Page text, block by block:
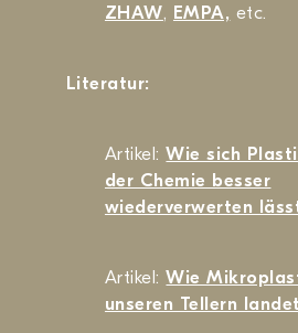
ZHAW, EMPA, etc.
Literatur:
Artikel:Wie sich
der Chemie besser
wiederverwerten
Artikel:Wie
unseren Tellern landet